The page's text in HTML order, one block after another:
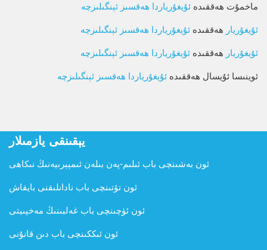
ماخمۇت ھەققىدە ئۇيغۇرياردا ھەقسىز ئېنگىلىزچە
ئۇيغۇريار ھەققىدە ئۇيغۇرياردا ھەقسىز ئېنگىلىزچە
ئۇيغۇريار ھەققىدە ئۇيغۇرياردا ھەقسىز ئېنگىلىزچە
ئوينىسا ئۇيسال ھەققىدە ئۇيغۇرياردا ھەقسىز ئېنگىلىزچە
يېقىنقى يازمىلار
ئون بەشىنچى باب ئىلىم-پەن بىلەن ئىمپېرىيەنىڭ نىكاھى
ئون تۆتىنچى باب نادانلىقنى بايقاش
ئون ئۈچىنچى باب غەلبىنىڭ مەخپىيتى
ئون ئىككىنچى باب دىن قانۇنى